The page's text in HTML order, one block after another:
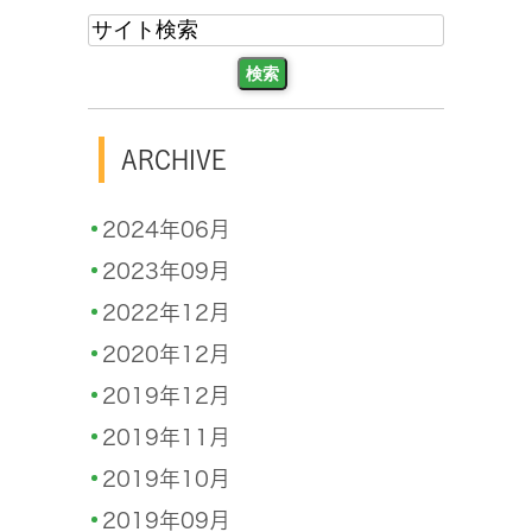
ARCHIVE
2024年06月
2023年09月
2022年12月
2020年12月
2019年12月
2019年11月
2019年10月
2019年09月